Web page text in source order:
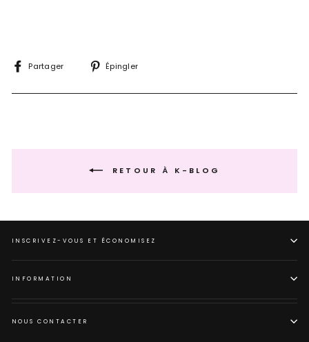
Partager
PartagerÉpingler
RETOUR À K-BLOG
INSCRIVEZ-VOUS ET ÉCONOMISEZ
INFORMATION
NOUS CONTACTER